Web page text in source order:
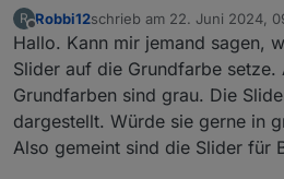
R
Offline
Robbi12schrieb am 22. Juni 2024,
zuletzt editiert von
Hallo. Kann mir jemand sagen,
Slider auf die Grundfarbe setze.
Grundfarben sind grau. Die
dargestellt. Würde sie gerne in
Also gemeint sind die Slider für